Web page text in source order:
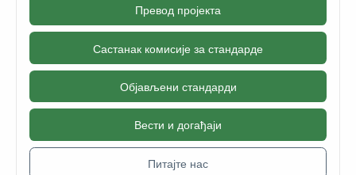
Превод пројекта
Састанак комисије за стандарде
Објављени стандарди
Вести и догађаји
Питајте нас